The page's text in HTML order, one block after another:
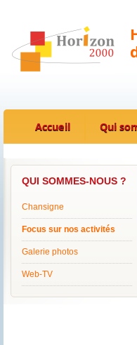
Accueil Qui
QUI SOMMES-NOUS ?
Chansigne
Focus sur nos activités
Galerie photos
Web-TV